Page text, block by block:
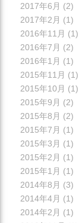
2017年6月 (2)
2017年2月 (1)
2016年11月 (1)
2016年7月 (2)
2016年1月 (1)
2015年11月 (1)
2015年10月 (1)
2015年9月 (2)
2015年8月 (2)
2015年7月 (1)
2015年3月 (1)
2015年2月 (1)
2015年1月 (1)
2014年8月 (3)
2014年4月 (1)
2014年2月 (1)